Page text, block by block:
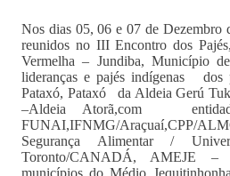
Nos dias 05, 06 e 07 de Dezembro
reunidos no III Encontro dos
Vermelha – Jundiba, Município
lideranças e pajés indígenas dos
Pataxó, Pataxó da Aldeia Gerú
–Aldeia Atorã,com
FUNAI,IFNMG/Araçuaí,CPP/
Segurança Alimentar /
Toronto/CANADÁ, AMEJE –
municípios do Médio